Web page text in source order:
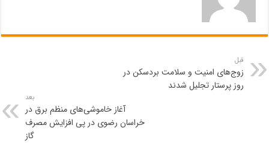
قبل
زوج‌های امنیت و سلامت بردسکن در
روز پرستار تجلیل شدند
بعد
آغاز خاموشی‌های منظم برق در
خراسان رضوی در پی افزایش مصرف
گاز